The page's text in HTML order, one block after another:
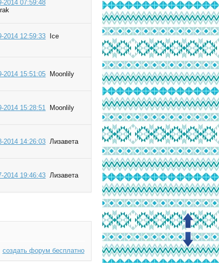
2014 07:59:48
2014 12:59:33
Ice
2014 15:51:05 Moonlily
2014 15:28:51 Moonlily
2014 14:26:03 Лизавета
2014 19:46:43 Лизавета
создать форум бесплатно